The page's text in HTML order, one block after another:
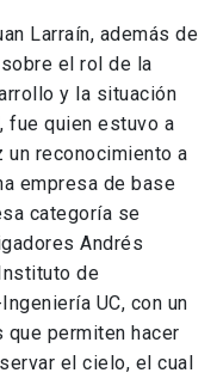
Larraín, además de
el rol de la
y la situación
fue quien estuvo a
un reconocimiento a
empresa de base
categoría se
Andrés
de
UC, con un
permiten hacer
el cielo, el cual